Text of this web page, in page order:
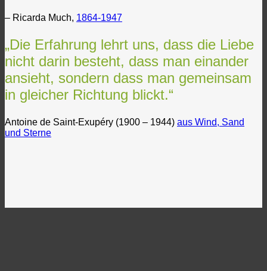
– Ricarda Much, 1864-1947
„Die Erfahrung lehrt uns, dass die Liebe
nicht darin besteht, dass man einander
ansieht, sondern dass man gemeinsam
in gleicher Richtung blickt.“
Antoine de Saint-Exupéry (1900 – 1944) aus Wind, Sand
und Sterne